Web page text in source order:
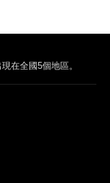
在全國5個地區。